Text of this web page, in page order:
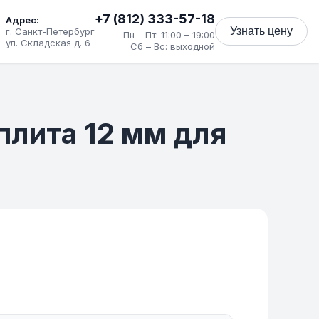
Адрес:
г. Санкт-Петербург
ул. Складская д. 6
+7 (812) 333-57-18
Пн – Пт: 11:00 – 19:00
Сб – Вс: выходной
Узнать цену
12 мм для